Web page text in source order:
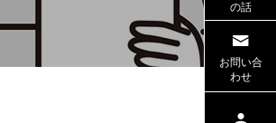
の話
お問い合
わせ